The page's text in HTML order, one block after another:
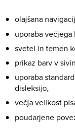
olajšana
uporaba
svetel in temen
prikaz barv v
uporaba
disleksijo,
večja velikost
poudarjene